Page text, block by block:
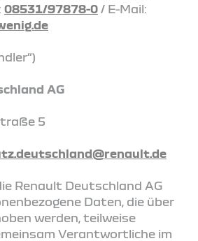
08531/97878-0 / E-Mail:
AG
5
Renault Deutschland AG
Daten, die über
werden, teilweise
Verantwortliche im